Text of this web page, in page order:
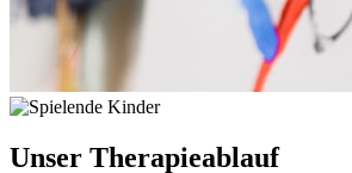
Unser Therapieablauf